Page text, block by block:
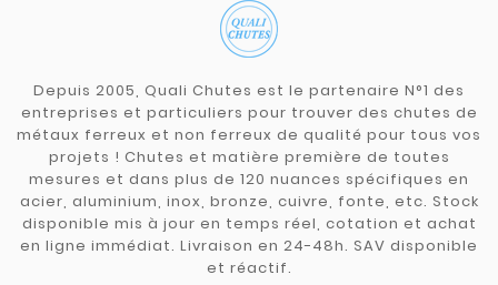
Depuis 2005, Quali Chutes est le partenaire N°1 des
entreprises et particuliers pour trouver des chutes de
métaux ferreux et non ferreux de qualité pour tous vos
projets ! Chutes et matière première de toutes
mesures et dans plus de 120 nuances spécifiques en
acier, aluminium, inox, bronze, cuivre, fonte, etc. Stock
disponible mis à jour en temps réel, cotation et achat
en ligne immédiat. Livraison en 24-48h. SAV disponible
et réactif.